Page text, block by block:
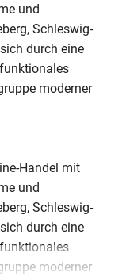
und
Schleswig-
durch eine
moderner
Handel mit
und
Schleswig-
durch eine
moderner